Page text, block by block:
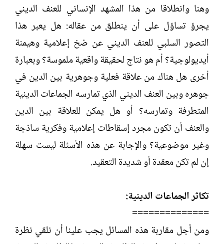
وهنا وانطلاقا من هذا المشهد الإنساني للعنف الديني
يجرؤ تساؤل على أن ينطلق من عقاله: هل يعبر هذا
التصور السلبي للعنف الديني عن ضخ إعلامية وهيمنة
أيديولوجية؟ أم هو نتاج لحقيقة واقعية ملموسة؟ وبعبارة
أخرى هل هناك من علاقة فعلية وجوهرية بين الدين في
جوهره وبين العنف الديني الذي تمارسه الجماعات الدينية
المتطرفة وتمارسه؟ أو هل يمكن للعلاقة بين الدين
والعنف أن تكون مجرد إسقاطات إعلامية وفكرية ساذجة
وغير موضوعية؟ والإجابة عن هذه الأسئلة ليست سهلة
إن لم تكن معقدة أو شديدة التعقيد.
تكاثر الجماعات الدينية:
==============
ومن أجل مقاربة هذه المسائل يجب علينا أن نلقي نظرة